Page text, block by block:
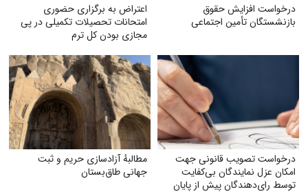
درخواست افزایش حقوق
بازنشستگان تأمین اجتماعی
اعتراض به برگزاری حضوری
امتحانات تحصیلات تکمیلی در پی
مجازی بودن کل ترم
درخواست تصویب قانونی جهت
امکان عزل نمایندگان بی‌کفایت
توسط رای‌دهندگان پیش از پایان
مطالبهٔ آزادسازی حریم و ثبت
جهانی طاق‌بستان